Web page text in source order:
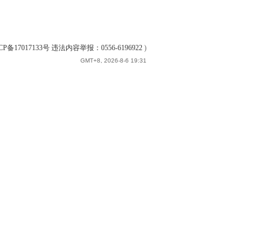
备17017133号 违法内容举报：0556-6196922 )
GMT+8, 2026-8-6 19:31